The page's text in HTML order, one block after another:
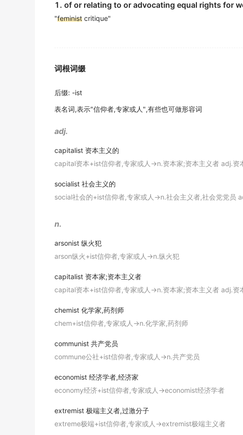
紫色》是一部杰出的黑人女权主义代表作.
期刊摘选
期刊摘选
Sylvia Plath has become a heroine and martyr of
西尔维亚·普拉斯是西方女性主义运动的英雄和殉道者.
The third section criticizes economic security
第三部分是对经济安全观的批判,在此基础之上尝试建构女性主
期刊摘选
The origin of the world
世界女权运动起源欧美国家.
从那时起, 男女平等受教育的现象开始迅速兴起.
期刊摘选
The Ms. party was one of many in a hectic season
这场女士派对是曼哈顿女权主义者夜生活忙碌期的其中一场聚
If you think everything is fine for women, you don't
The feministagenda is not about equal rights for
1. of or relating to or advocating equal rights for
"feminist critique"
词根词缀
后缀: -ist
表名词,表示"信仰者,专家或人",有些也可做形容词
adj.
capitalist 资本主义的
capital资本+ist信仰者,专家或人→n.资本家;资本主义者 adj.资
socialist 社会主义的
social社会的+ist信仰者,专家或人→n.社会主义者,社会党党员
n.
arsonist 纵火犯
arson纵火+ist信仰者,专家或人→n.纵火犯
capitalist 资本家;资本主义者
capital资本+ist信仰者,专家或人→n.资本家;资本主义者 adj.资
chemist 化学家,药剂师
chem+ist信仰者,专家或人→n.化学家,药剂师
communist 共产党员
commune公社+ist信仰者,专家或人→n.共产党员
economist 经济学者,经济家
economy经济+ist信仰者,专家或人→economist经济学者
extremist 极端主义者,过激分子
extreme极端+ist信仰者,专家或人→extremist极端主义者